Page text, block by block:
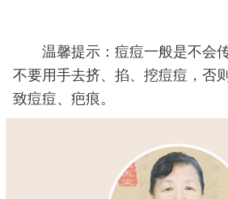
温馨提示：痘痘一般是不会
不要用手去挤、掐、挖痘痘，否
致痘痘、疤痕。